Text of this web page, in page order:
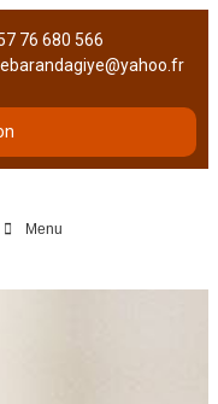
76 680 566
Menu